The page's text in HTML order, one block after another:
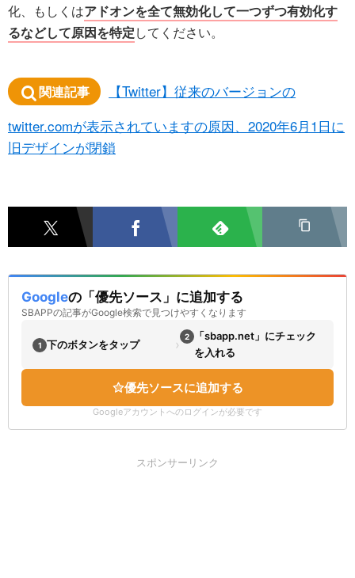
化、もしくはアドオンを全て無効化して一つずつ有効化す
るなどして原因を特定してください。
関連記事
【Twitter】従来のバージョンの
twitter.comが表示されていますの原因、2020年6月1日に
旧デザインが閉鎖
Googleの「優先ソース」に追加する
SBAPPの記事がGoogle検索で見つけやすくなります
1 下のボタンをタップ › 2
「sbapp.net」にチェック
を入れる
優先ソースに追加する
Googleアカウントへのログインが必要です
スポンサーリンク